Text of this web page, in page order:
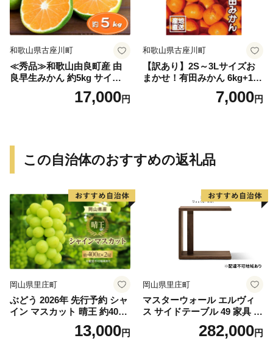
和歌山県古座川町
≪秀品≫和歌山由良町産 由
良早生みかん 約5kg サイズお
まかせ【sml106C】17,000円
和歌山県古座川町
【訳あり】2S～3Lサイズお
まかせ！有田みかん 6kg+1kg
保証分 11月から12月下旬ま
でに順次発送致します。 / 訳
7,000円
この自治体のおすすめの返礼品
岡山県里庄町
ぶどう 2026年 先行予約 シャ
イン マスカット 晴王 約400g
×2房 8月下旬～11月下旬発送
ブドウ 葡萄 岡山県産 国産 フ
13,000円
岡山県里庄町
マスターウォール エルヴィ
ス サイドテーブル 49 家具 イ
ンテリア ウォールナット 送
料無料 収納 ナイトテーブル
282,000円